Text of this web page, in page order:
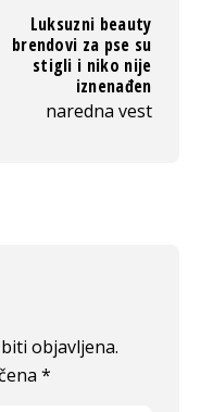
Luksuzni beauty
brendovi za pse su
stigli i niko nije
iznenađen
naredna vest
objavljena.
*